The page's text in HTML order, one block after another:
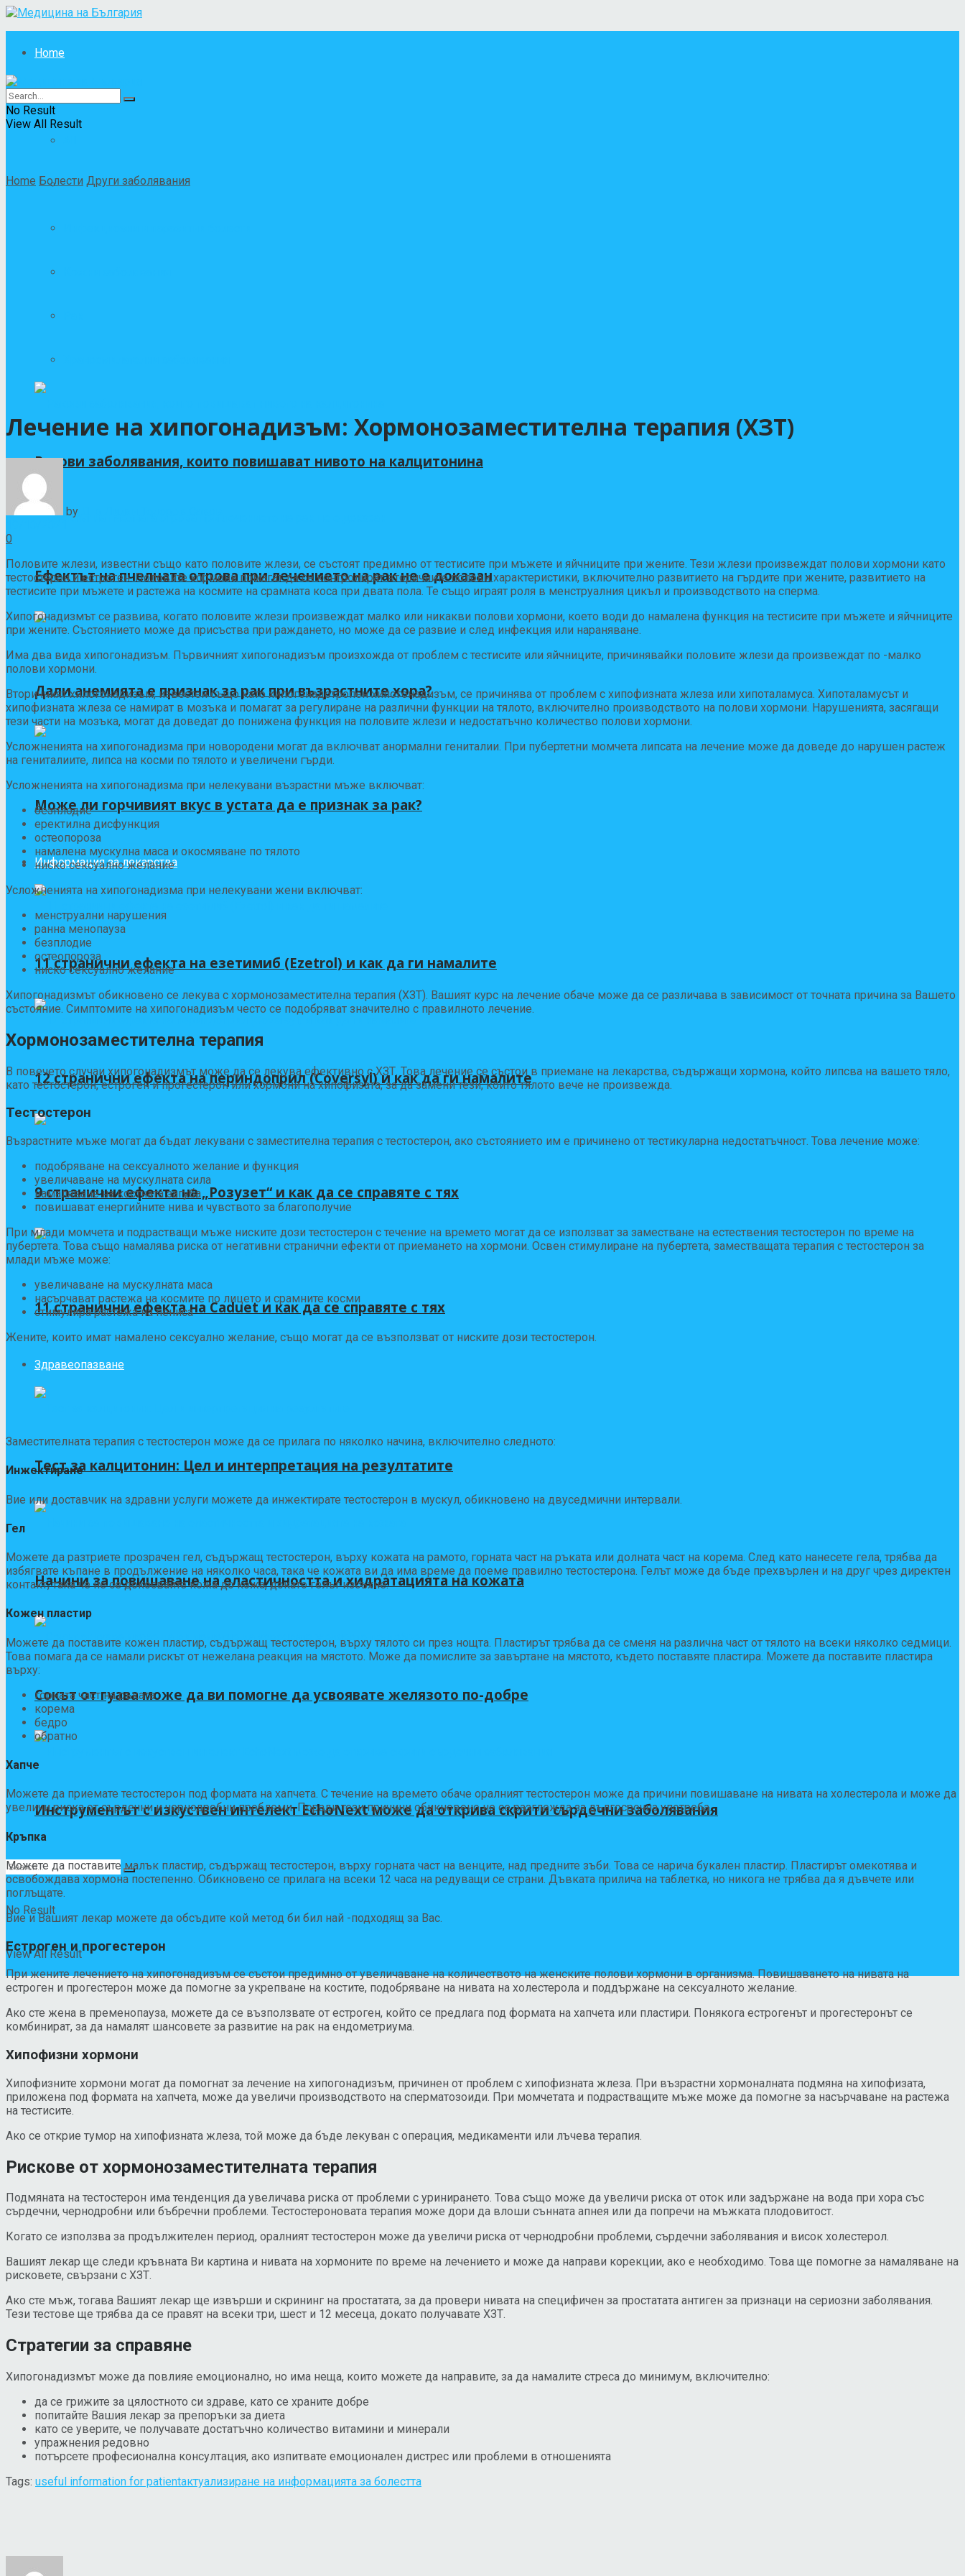
Home
Болести
Други заболявания
Ракови заболявания, които повишават нивото на калцитонина
Ефектът на пчелната отрова при лечението на рак не е доказан
Дали анемията е признак за рак при възрастните хора?
Може ли горчивият вкус в устата да е признак за рак?
Информация за лекарства
11 странични ефекта на езетимиб (Ezetrol) и как да ги намалите
12 странични ефекта на периндоприл (Coversyl) и как да ги намалите
9 странични ефекта на „Розузет“ и как да се справяте с тях
11 странични ефекта на Caduet и как да се справяте с тях
Здравеопазване
Тест за калцитонин: Цел и интерпретация на резултатите
Начини за повишаване на еластичността и хидратацията на кожата
Сокът от гуава може да ви помогне да усвоявате желязото по-добре
Инструментът с изкуствен интелект EchoNext може да открива скрити сърдечни заболявания
No Result
View All Result
No Result
View All Result
Home Болести Други заболявания
Лечение на хипогонадизъм: Хормонозаместителна терапия (ХЗТ)
by
0
Половите жлези, известни също като половите жлези, се състоят предимно от тестисите при мъжете и яйчниците при жените. Тези жлези произвеждат полови хормони като
тестостерон и естроген. Половите хормони помагат да се контролират вторичните полови характеристики, включително развитието на гърдите при жените, развитието на
тестисите при мъжете и растежа на космите на срамната коса при двата пола. Те също играят роля в менструалния цикъл и производството на сперма.
Хипогонадизмът се развива, когато половите жлези произвеждат малко или никакви полови хормони, което води до намалена функция на тестисите при мъжете и яйчниците
при жените. Състоянието може да присъства при раждането, но може да се развие и след инфекция или нараняване.
Има два вида хипогонадизъм. Първичният хипогонадизъм произхожда от проблем с тестисите или яйчниците, причинявайки половите жлези да произвеждат по -малко
полови хормони.
Вторичният хипогонадизъм, известен също като хипогонадотропен хипогонадизъм, се причинява от проблем с хипофизната жлеза или хипоталамуса. Хипоталамусът и
хипофизната жлеза се намират в мозъка и помагат за регулиране на различни функции на тялото, включително производството на полови хормони. Нарушенията, засягащи
тези части на мозъка, могат да доведат до понижена функция на половите жлези и недостатъчно количество полови хормони.
Усложненията на хипогонадизма при новородени могат да включват анормални гениталии. При пубертетни момчета липсата на лечение може да доведе до нарушен растеж
на гениталиите, липса на косми по тялото и увеличени гърди.
Усложненията на хипогонадизма при нелекувани възрастни мъже включват:
безплодие
еректилна дисфункция
остеопороза
намалена мускулна маса и окосмяване по тялото
ниско сексуално желание
Усложненията на хипогонадизма при нелекувани жени включват:
менструални нарушения
ранна менопауза
безплодие
остеопороза
ниско сексуално желание
Хипогонадизмът обикновено се лекува с хормонозаместителна терапия (ХЗТ). Вашият курс на лечение обаче може да се различава в зависимост от точната причина за Вашето
състояние. Симптомите на хипогонадизъм често се подобряват значително с правилното лечение.
Хормонозаместителна терапия
В повечето случаи хипогонадизмът може да се лекува ефективно с ХЗТ. Това лечение се състои в приемане на лекарства, съдържащи хормона, който липсва на вашето тяло,
като тестостерон, естроген и прогестерон или хормони на хипофизата, за да замени тези, които тялото вече не произвежда.
Тестостерон
Възрастните мъже могат да бъдат лекувани с заместителна терапия с тестостерон, ако състоянието им е причинено от тестикуларна недостатъчност. Това лечение може:
подобряване на сексуалното желание и функция
увеличаване на мускулната сила
намаляване на костната загуба
повишават енергийните нива и чувството за благополучие
При млади момчета и подрастващи мъже ниските дози тестостерон с течение на времето могат да се използват за заместване на естествения тестостерон по време на
пубертета. Това също намалява риска от негативни странични ефекти от приемането на хормони. Освен стимулиране на пубертета, заместващата терапия с тестостерон за
млади мъже може:
увеличаване на мускулната маса
насърчават растежа на космите по лицето и срамните косми
стимулира растежа на пениса
Жените, които имат намалено сексуално желание, също могат да се възползват от ниските дози тестостерон.
Заместителната терапия с тестостерон може да се прилага по няколко начина, включително следното:
Инжектиране
Вие или доставчик на здравни услуги можете да инжектирате тестостерон в мускул, обикновено на двуседмични интервали.
Гел
Можете да разтриете прозрачен гел, съдържащ тестостерон, върху кожата на рамото, горната част на ръката или долната част на корема. След като нанесете гела, трябва да
избягвате къпане в продължение на няколко часа, така че кожата ви да има време да поеме правилно тестостерона. Гелът може да бъде прехвърлен и на друг чрез директен
контакт, така че не се докосвайте кожа до кожа, докато гелът изсъхне.
Кожен пластир
Можете да поставите кожен пластир, съдържащ тестостерон, върху тялото си през нощта. Пластирът трябва да се сменя на различна част от тялото на всеки няколко седмици.
Това помага да се намали рискът от нежелана реакция на мястото. Може да помислите за завъртане на мястото, където поставяте пластира. Можете да поставите пластира
върху:
горната част на ръката
корема
бедро
обратно
Хапче
Можете да приемате тестостерон под формата на хапчета. С течение на времето обаче оралният тестостерон може да причини повишаване на нивата на холестерола и може да
увеличи риска от сърдечни и чернодробни проблеми. Поради тези причини обикновено не се разглежда за дългосрочна употреба.
Кръпка
Можете да поставите малък пластир, съдържащ тестостерон, върху горната част на венците, над предните зъби. Това се нарича букален пластир. Пластирът омекотява и
освобождава хормона постепенно. Обикновено се прилага на всеки 12 часа на редуващи се страни. Дъвката прилича на таблетка, но никога не трябва да я дъвчете или
поглъщате.
Вие и Вашият лекар можете да обсъдите кой метод би бил най -подходящ за Вас.
Естроген и прогестерон
При жените лечението на хипогонадизъм се състои предимно от увеличаване на количеството на женските полови хормони в организма. Повишаването на нивата на
естроген и прогестерон може да помогне за укрепване на костите, подобряване на нивата на холестерола и поддържане на сексуалното желание.
Ако сте жена в пременопауза, можете да се възползвате от естроген, който се предлага под формата на хапчета или пластири. Понякога естрогенът и прогестеронът се
комбинират, за да намалят шансовете за развитие на рак на ендометриума.
Хипофизни хормони
Хипофизните хормони могат да помогнат за лечение на хипогонадизъм, причинен от проблем с хипофизната жлеза. При възрастни хормоналната подмяна на хипофизата,
приложена под формата на хапчета, може да увеличи производството на сперматозоиди. При момчетата и подрастващите мъже може да помогне за насърчаване на растежа
на тестисите.
Ако се открие тумор на хипофизната жлеза, той може да бъде лекуван с операция, медикаменти или лъчева терапия.
Рискове от хормонозаместителната терапия
Подмяната на тестостерон има тенденция да увеличава риска от проблеми с уринирането. Това също може да увеличи риска от оток или задържане на вода при хора със
сърдечни, чернодробни или бъбречни проблеми. Тестостероновата терапия може дори да влоши сънната апнея или да попречи на мъжката плодовитост.
Когато се използва за продължителен период, оралният тестостерон може да увеличи риска от чернодробни проблеми, сърдечни заболявания и висок холестерол.
Вашият лекар ще следи кръвната Ви картина и нивата на хормоните по време на лечението и може да направи корекции, ако е необходимо. Това ще помогне за намаляване на
рисковете, свързани с ХЗТ.
Ако сте мъж, тогава Вашият лекар ще извърши и скрининг на простатата, за да провери нивата на специфичен за простатата антиген за признаци на сериозни заболявания.
Тези тестове ще трябва да се правят на всеки три, шест и 12 месеца, докато получавате ХЗТ.
Стратегии за справяне
Хипогонадизмът може да повлияе емоционално, но има неща, които можете да направите, за да намалите стреса до минимум, включително:
да се грижите за цялостното си здраве, като се храните добре
попитайте Вашия лекар за препоръки за диета
като се уверите, че получавате достатъчно количество витамини и минерали
упражнения редовно
потърсете професионална консултация, ако изпитвате емоционален дистрес или проблеми в отношенията
Tags: useful information for patientактуализиране на информацията за болестта